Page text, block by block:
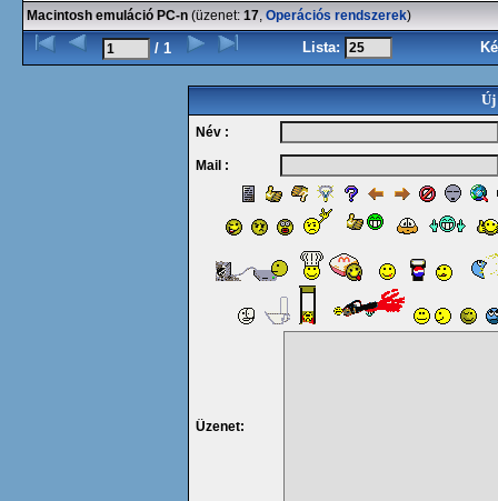
Macintosh emuláció PC-n (üzenet: 17, Operációs rendszerek)
/ 1 Lista:
Új
Név :
Mail :
Üzenet: